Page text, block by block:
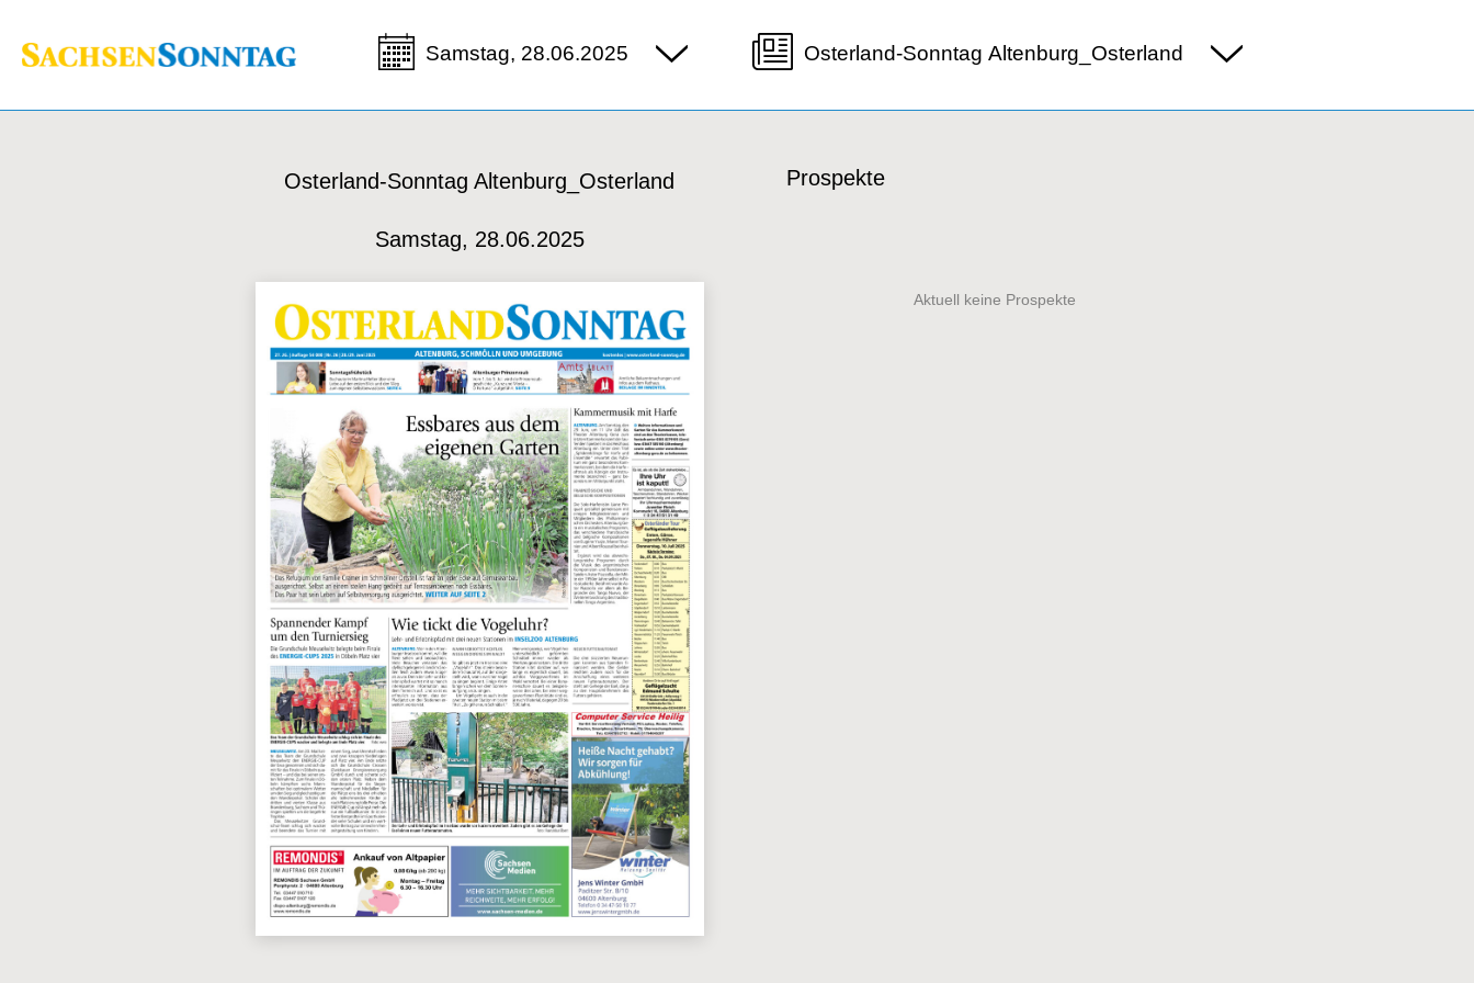
Samstag, 28.06.2025 Osterland-Sonntag Altenburg_Osterland
Osterland-Sonntag Altenburg_Osterland
Samstag, 28.06.2025
Prospekte